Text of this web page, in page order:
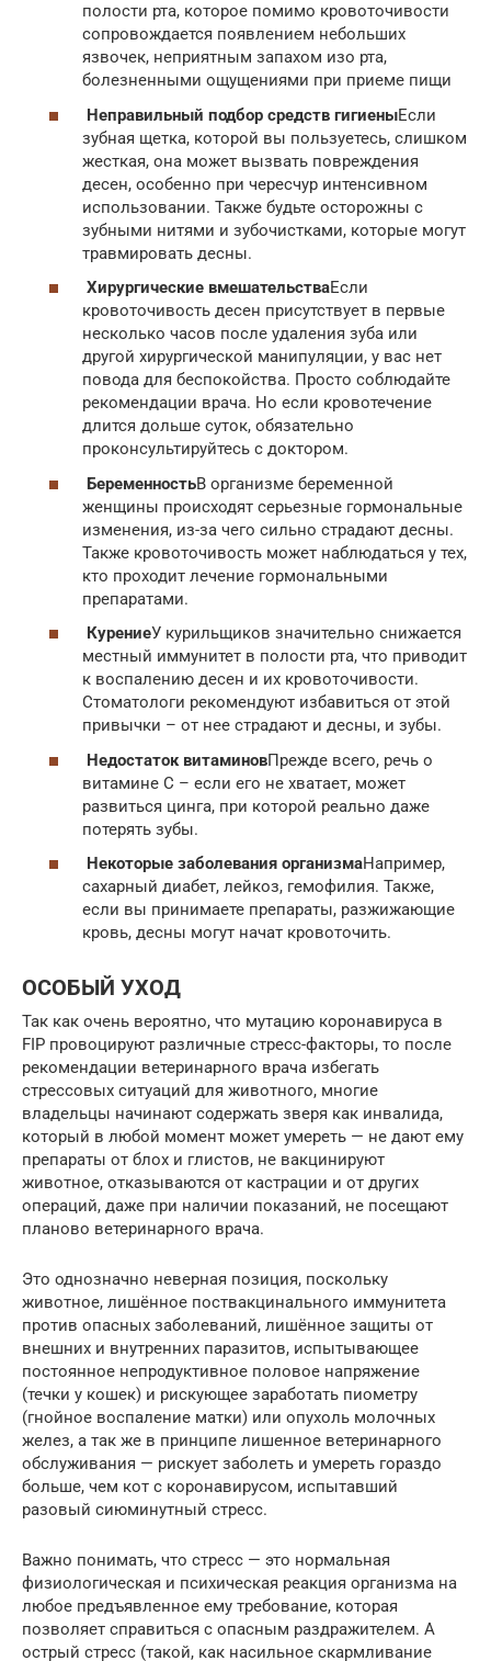
полости рта, которое помимо кровоточивости
сопровождается появлением небольших
язвочек, неприятным запахом изо рта,
болезненными ощущениями при приеме пищи
Неправильный подбор средств гигиеныЕсли
зубная щетка, которой вы пользуетесь, слишком
жесткая, она может вызвать повреждения
десен, особенно при чересчур интенсивном
использовании. Также будьте осторожны с
зубными нитями и зубочистками, которые могут
травмировать десны.
Хирургические вмешательстваЕсли
кровоточивость десен присутствует в первые
несколько часов после удаления зуба или
другой хирургической манипуляции, у вас нет
повода для беспокойства. Просто соблюдайте
рекомендации врача. Но если кровотечение
длится дольше суток, обязательно
проконсультируйтесь с доктором.
БеременностьВ организме беременной
женщины происходят серьезные гормональные
изменения, из-за чего сильно страдают десны.
Также кровоточивость может наблюдаться у тех,
кто проходит лечение гормональными
препаратами.
КурениеУ курильщиков значительно снижается
местный иммунитет в полости рта, что приводит
к воспалению десен и их кровоточивости.
Стоматологи рекомендуют избавиться от этой
привычки – от нее страдают и десны, и зубы.
Недостаток витаминовПрежде всего, речь о
витамине С – если его не хватает, может
развиться цинга, при которой реально даже
потерять зубы.
Некоторые заболевания организмаНапример,
сахарный диабет, лейкоз, гемофилия. Также,
если вы принимаете препараты, разжижающие
кровь, десны могут начат кровоточить.
ОСОБЫЙ УХОД
Так как очень вероятно, что мутацию коронавируса в
FIP провоцируют различные стресс-факторы, то после
рекомендации ветеринарного врача избегать
стрессовых ситуаций для животного, многие
владельцы начинают содержать зверя как инвалида,
который в любой момент может умереть — не дают ему
препараты от блох и глистов, не вакцинируют
животное, отказываются от кастрации и от других
операций, даже при наличии показаний, не посещают
планово ветеринарного врача.
Это однозначно неверная позиция, поскольку
животное, лишённое поствакцинального иммунитета
против опасных заболеваний, лишённое защиты от
внешних и внутренних паразитов, испытывающее
постоянное непродуктивное половое напряжение
(течки у кошек) и рискующее заработать пиометру
(гнойное воспаление матки) или опухоль молочных
желез, а так же в принципе лишенное ветеринарного
обслуживания — рискует заболеть и умереть гораздо
больше, чем кот с коронавирусом, испытавший
разовый сиюминутный стресс.
Важно понимать, что стресс — это нормальная
физиологическая и психическая реакция организма на
любое предъявленное ему требование, которая
позволяет справиться с опасным раздражителем. А
острый стресс (такой, как насильное скармливание